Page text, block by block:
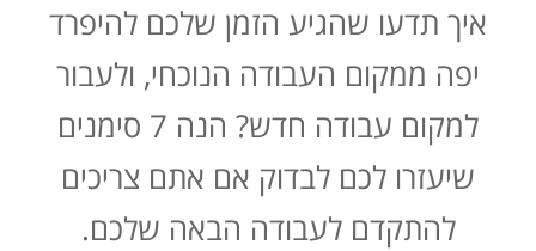
התנתקות
איך תדעו שהגיע הזמן שלכם להיפרד
יפה ממקום העבודה הנוכחי, ולעבור
למקום עבודה חדש? הנה 7 סימנים
שיעזרו לכם לבדוק אם אתם צריכים
להתקדם לעבודה הבאה שלכם.